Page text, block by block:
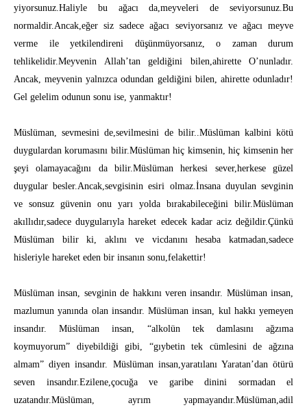
yiyorsunuz.Haliyle bu ağacı da,meyveleri de seviyorsunuz.Bu
normaldir.Ancak,eğer siz sadece ağacı seviyorsanız ve ağacı meyve
verme ile yetkilendireni düşünmüyorsanız, o zaman durum
tehlikelidir.Meyvenin Allah’tan geldiğini bilen,ahirette O’nunladır.
Ancak, meyvenin yalnızca odundan geldiğini bilen, ahirette odunladır!
Gel gelelim odunun sonu ise, yanmaktır!
Müslüman, sevmesini de,sevilmesini de bilir..Müslüman kalbini kötü
duygulardan korumasını bilir.Müslüman hiç kimsenin, hiç kimsenin her
şeyi olamayacağını da bilir.Müslüman herkesi sever,herkese güzel
duygular besler.Ancak,sevgisinin esiri olmaz.İnsana duyulan sevginin
ve sonsuz güvenin onu yarı yolda bırakabileceğini bilir.Müslüman
akıllıdır,sadece duygularıyla hareket edecek kadar aciz değildir.Çünkü
Müslüman bilir ki, aklını ve vicdanını hesaba katmadan,sadece
hisleriyle hareket eden bir insanın sonu,felakettir!
Müslüman insan, sevginin de hakkını veren insandır. Müslüman insan,
mazlumun yanında olan insandır. Müslüman insan, kul hakkı yemeyen
insandır. Müslüman insan, “alkolün tek damlasını ağzıma
koymuyorum” diyebildiği gibi, “gıybetin tek cümlesini de ağzına
almam” diyen insandır. Müslüman insan,yaratılanı Yaratan’dan ötürü
seven insandır.Ezilene,çocuğa ve garibe dinini sormadan el
uzatandır.Müslüman, ayrım yapmayandır.Müslüman,adil